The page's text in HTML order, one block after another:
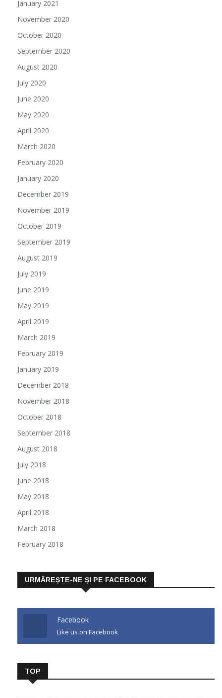
January 2021
November 2020
October 2020
September 2020
August 2020
July 2020
June 2020
May 2020
April 2020
March 2020
February 2020
January 2020
December 2019
November 2019
October 2019
September 2019
August 2019
July 2019
June 2019
May 2019
April 2019
March 2019
February 2019
January 2019
December 2018
November 2018
October 2018
September 2018
August 2018
July 2018
June 2018
May 2018
April 2018
March 2018
February 2018
URMĂREȘTE-NE ȘI PE FACEBOOK
Facebook
Like us on Facebook
TOP